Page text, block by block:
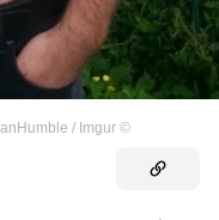
©
/ Imgur